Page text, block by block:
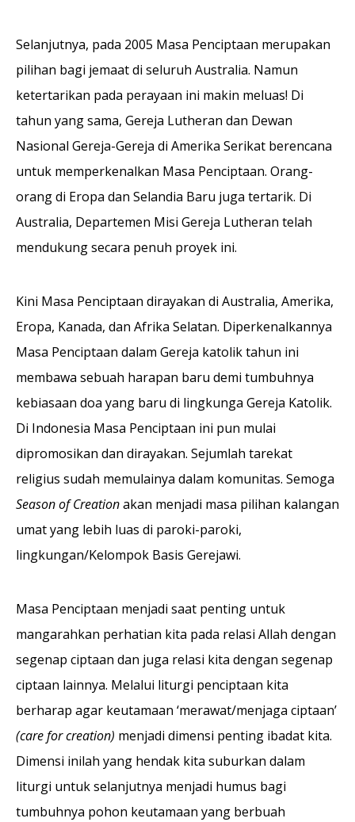
Selanjutnya, pada 2005 Masa Penciptaan merupakan
pilihan bagi jemaat di seluruh Australia. Namun
ketertarikan pada perayaan ini makin meluas! Di
tahun yang sama, Gereja Lutheran dan Dewan
Nasional Gereja-Gereja di Amerika Serikat berencana
untuk memperkenalkan Masa Penciptaan. Orang-
orang di Eropa dan Selandia Baru juga tertarik. Di
Australia, Departemen Misi Gereja Lutheran telah
mendukung secara penuh proyek ini.
Kini Masa Penciptaan dirayakan di Australia, Amerika,
Eropa, Kanada, dan Afrika Selatan. Diperkenalkannya
Masa Penciptaan dalam Gereja katolik tahun ini
membawa sebuah harapan baru demi tumbuhnya
kebiasaan doa yang baru di lingkunga Gereja Katolik.
Di Indonesia Masa Penciptaan ini pun mulai
dipromosikan dan dirayakan. Sejumlah tarekat
religius sudah memulainya dalam komunitas. Semoga
Season of Creationakan menjadi masa pilihan kalangan
umat yang lebih luas di paroki-paroki,
lingkungan/Kelompok Basis Gerejawi.
Masa Penciptaan menjadi saat penting untuk
mangarahkan perhatian kita pada relasi Allah dengan
segenap ciptaan dan juga relasi kita dengan segenap
ciptaan lainnya. Melalui liturgi penciptaan kita
berharap agar keutamaan ‘merawat/menjaga ciptaan’
(care for creation) menjadi dimensi penting ibadat kita.
Dimensi inilah yang hendak kita suburkan dalam
liturgi untuk selanjutnya menjadi humus bagi
tumbuhnya pohon keutamaan yang berbuah